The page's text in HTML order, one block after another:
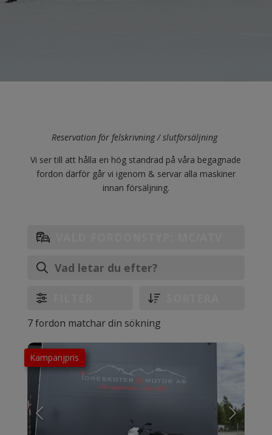
Reservation för felskrivning / slutförsäljning
Vi ser till att hålla en hög standrad på våra begagnade
fordon därför går vi igenom & servar alla maskiner
innan försäljning.
7 fordon matchar din sökning
Kampanjpris